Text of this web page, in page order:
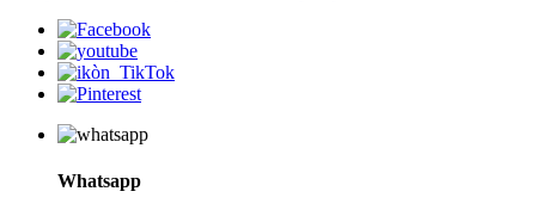
Whatsapp